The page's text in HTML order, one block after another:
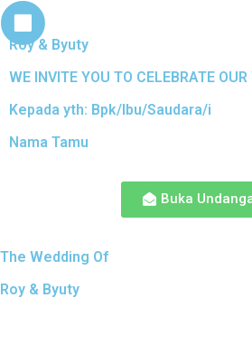
Roy & Byuty
WE INVITE YOU TO CELEBRATE OUR
Kepada yth: Bpk/Ibu/Saudara/i
Nama Tamu
Buka
The Wedding Of
Roy & Byuty